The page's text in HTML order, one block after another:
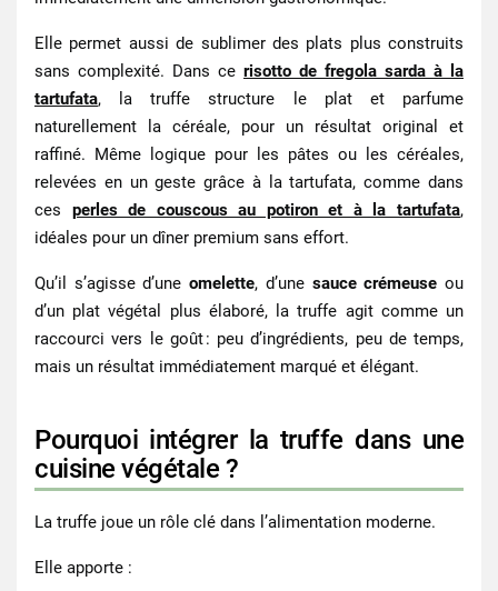
Elle permet aussi de sublimer des plats plus construits
sans complexité. Dans ce risotto de fregola sarda à la
tartufata, la truffe structure le plat et parfume
naturellement la céréale, pour un résultat original et
raffiné. Même logique pour les pâtes ou les céréales,
relevées en un geste grâce à la tartufata, comme dans
ces perles de couscous au potiron et à la tartufata,
idéales pour un dîner premium sans effort.
Qu’il s’agisse d’uneomelette, d’une sauce crémeuse ou
d’un plat végétal plus élaboré, la truffe agit comme un
raccourci vers le goût : peu d’ingrédients, peu de temps,
mais un résultat immédiatement marqué et élégant.
Pourquoi intégrer la truffe dans une
cuisine végétale ?
La truffe joue un rôle clé dans l’alimentation moderne.
Elle apporte :